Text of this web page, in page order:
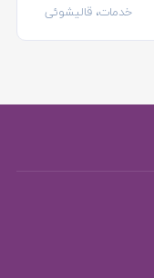
خدمات، قالیشوئی